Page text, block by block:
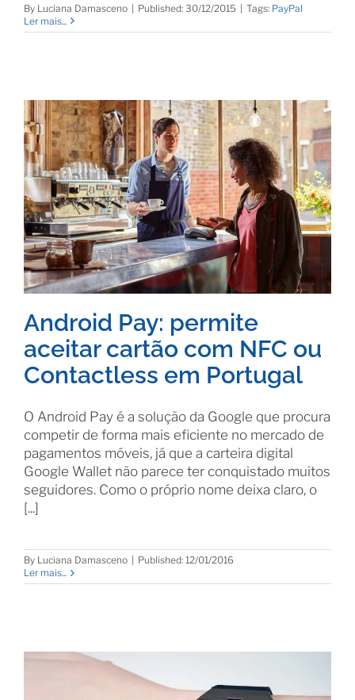
By Luciana Damasceno Published: 30/12/2015 Tags: PayPal
Ler mais...
Android Pay: permite
aceitar cartão com NFC ou
Contactless em Portugal
O Android Pay é a solução da Google que procura
competir de forma mais eficiente no mercado de
pagamentos móveis, já que a carteira digital
Google Wallet não parece ter conquistado muitos
seguidores. Como o próprio nome deixa claro, o
[...]
By Luciana Damasceno
Published: 12/01/2016
Ler mais...